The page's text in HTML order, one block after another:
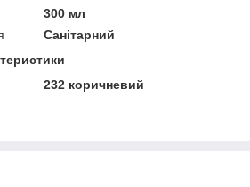
300 мл
Санітарний
232 коричневий